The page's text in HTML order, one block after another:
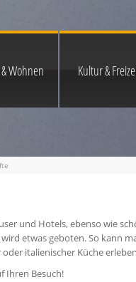
Wohnen Kultur &
und Hotels, ebenso wie
etwas geboten. So kann
italienischer Küche
Ihren Besuch!